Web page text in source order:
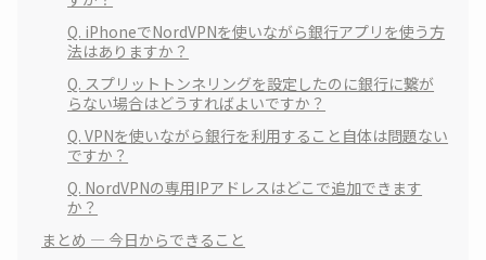
Q. iPhoneでNordVPNを使いながら銀行アプリを使う方
法はありますか？
Q. スプリットトンネリングを設定したのに銀行に繋が
らない場合はどうすればよいですか？
Q. VPNを使いながら銀行を利用すること自体は問題ない
ですか？
Q. NordVPNの専用IPアドレスはどこで追加できます
か？
まとめ — 今日からできること